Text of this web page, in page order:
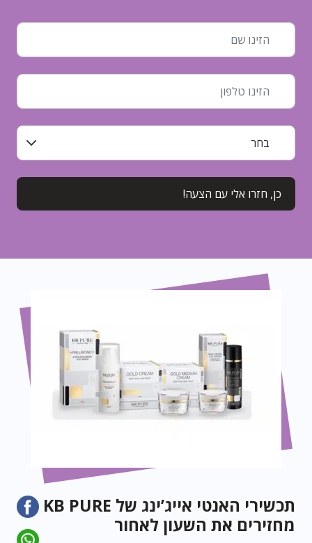
תכשירי האנטי אייג’ינג של KB PURE –
מחזירים את השעון לאחור